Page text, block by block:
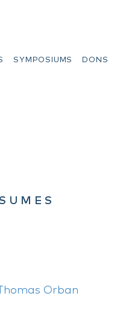
SYMPOSIUMS DONS